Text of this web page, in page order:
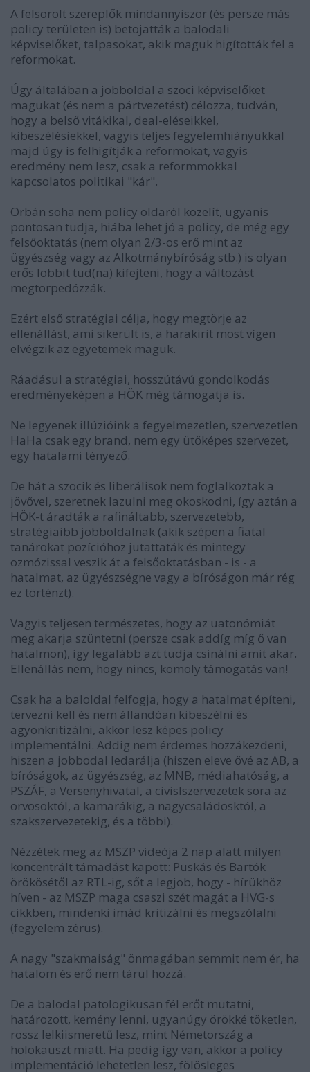
A felsorolt szereplők mindannyiszor (és persze más
policy területen is) betojatták a balodali
képviselőket, talpasokat, akik maguk higították fel a
reformokat.
Úgy általában a jobboldal a szoci képviselőket
magukat (és nem a pártvezetést) célozza, tudván,
hogy a belső vitákikal, deal-eléseikkel,
kibeszélésiekkel, vagyis teljes fegyelemhiányukkal
majd úgy is felhigítják a reformokat, vagyis
eredmény nem lesz, csak a reformmokkal
kapcsolatos politikai "kár".
Orbán soha nem policy oldaról közelít, ugyanis
pontosan tudja, hiába lehet jó a policy, de még egy
felsőoktatás (nem olyan 2/3-os erő mint az
ügyészség vagy az Alkotmánybíróság stb.) is olyan
erős lobbit tud(na) kifejteni, hogy a változást
megtorpedózzák.
Ezért első stratégiai célja, hogy megtörje az
ellenállást, ami sikerült is, a harakirit most vígen
elvégzik az egyetemek maguk.
Ráadásul a stratégiai, hosszútávú gondolkodás
eredményeképen a HÖK még támogatja is.
Ne legyenek illúzióink a fegyelmezetlen, szervezetlen
HaHa csak egy brand, nem egy ütőképes szervezet,
egy hatalami tényező.
De hát a szocik és liberálisok nem foglalkoztak a
jövővel, szeretnek lazulni meg okoskodni, így aztán a
HÖK-t áradták a rafináltabb, szervezetebb,
stratégiaibb jobboldalnak (akik szépen a fiatal
tanárokat pozícióhoz jutattaták és mintegy
ozmózissal veszik át a felsőoktatásban - is - a
hatalmat, az ügyészségne vagy a bíróságon már rég
ez történzt).
Vagyis teljesen természetes, hogy az uatonómiát
meg akarja szüntetni (persze csak addíg míg ő van
hatalmon), így legalább azt tudja csinálni amit akar.
Ellenállás nem, hogy nincs, komoly támogatás van!
Csak ha a baloldal felfogja, hogy a hatalmat építeni,
tervezni kell és nem állandóan kibeszélni és
agyonkritizálni, akkor lesz képes policy
implementálni. Addig nem érdemes hozzákezdeni,
hiszen a jobbodal ledarálja (hiszen eleve ővé az AB, a
bíróságok, az ügyészség, az MNB, médiahatóság, a
PSZÁF, a Versenyhivatal, a civislszervezetek sora az
orvosoktól, a kamarákig, a nagycsaládosktól, a
szakszervezetekig, és a többi).
Nézzétek meg az MSZP videója 2 nap alatt milyen
koncentrált támadást kapott: Puskás és Bartók
örökösétől az RTL-ig, sőt a legjob, hogy - hírükhöz
híven - az MSZP maga csaszi szét magát a HVG-s
cikkben, mindenki imád kritizálni és megszólalni
(fegyelem zérus).
A nagy "szakmaiság" önmagában semmit nem ér, ha
hatalom és erő nem tárul hozzá.
De a balodal patologikusan fél erőt mutatni,
határozott, kemény lenni, ugyanúgy örökké töketlen,
rossz lelkiismeretű lesz, mint Németország a
holokauszt miatt. Ha pedig így van, akkor a policy
implementáció lehetetlen lesz, fölösleges